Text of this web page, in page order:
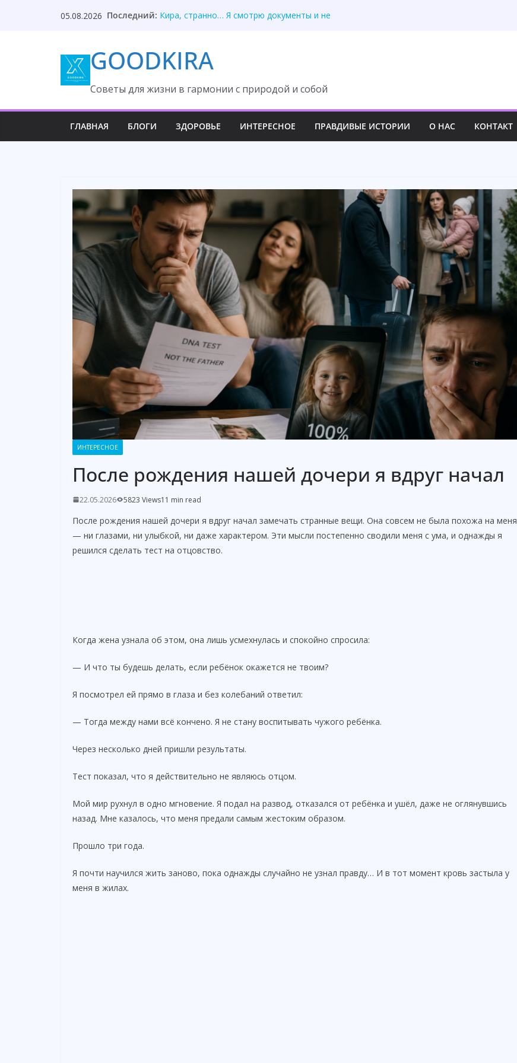
05.08.2026 Последний: Кира, странно… Я смотрю документы и не
Я на даче пахал! — кричал муж. А я рассматр
GOODKIRA
Cоветы для жизни в гармонии с природой и собой
ГЛАВНАЯ БЛОГИ ЗДОРОВЬЕ ИНТЕРЕСНОЕ ПРАВДИВЫЕ ИСТОРИИ О НАС КОНТАКТ
ИНТЕРЕСНОЕ
После рождения нашей дочери я вдруг начал
22.05.2026 5823 Views11 min read
После рождения нашей дочери я вдруг начал замечать странные вещи. Она совсем не была похожа на меня
— ни глазами, ни улыбкой, ни даже характером. Эти мысли постепенно сводили меня с ума, и однажды я
решился сделать тест на отцовство.
Когда жена узнала об этом, она лишь усмехнулась и спокойно спросила:
— И что ты будешь делать, если ребёнок окажется не твоим?
Я посмотрел ей прямо в глаза и без колебаний ответил:
— Тогда между нами всё кончено. Я не стану воспитывать чужого ребёнка.
Через несколько дней пришли результаты.
Тест показал, что я действительно не являюсь отцом.
Мой мир рухнул в одно мгновение. Я подал на развод, отказался от ребёнка и ушёл, даже не оглянувшись
назад. Мне казалось, что меня предали самым жестоким образом.
Прошло три года.
Я почти научился жить заново, пока однажды случайно не узнал правду… И в тот момент кровь застыла у
меня в жилах.